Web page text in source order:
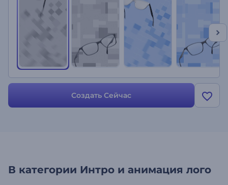
Создать Сейчас
В категории Интро и анимация лого